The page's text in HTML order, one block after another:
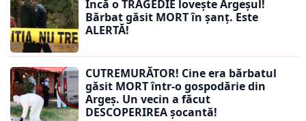
Încă o TRAGEDIE lovește Argeșul!
Bărbat găsit MORT în șanț. Este
ALERTĂ!
CUTREMURĂTOR! Cine era bărbatul
găsit MORT într-o gospodărie din
Argeș. Un vecin a făcut
DESCOPERIREA șocantă!